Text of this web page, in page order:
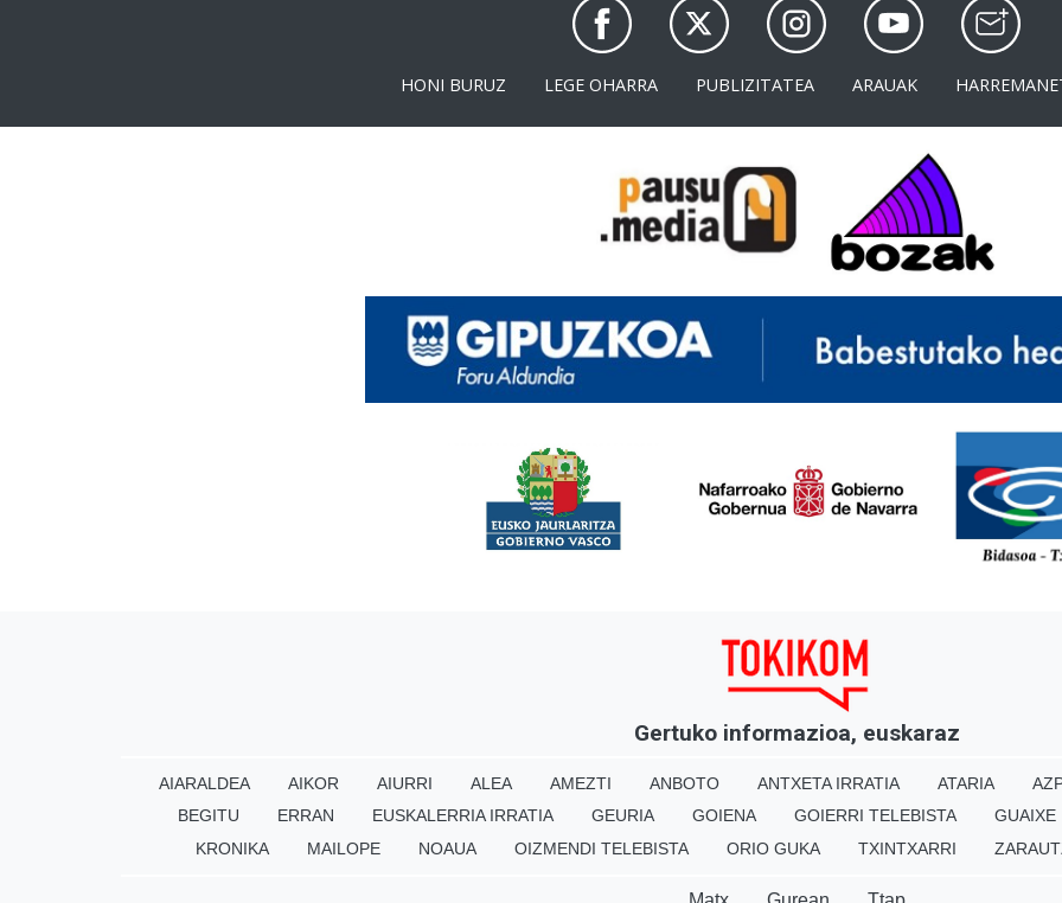
HONI BURUZ LEGE OHARRA PUBLIZITATEA ARAUAK
Gertuko informazioa, euskaraz
AIARALDEA AIKOR AIURRI ALEA AMEZTI ANBOTO ANTXETA IRRATIA ATARIA
BEGITU
ERRAN EUSKALERRIA IRRATIA GEURIA GOIENA GOIERRI TELEBISTA
GUAIXE
KRONIKA
MAILOPE NOAUA OIZMENDI TELEBISTA ORIO GUKA TXINTXARRI